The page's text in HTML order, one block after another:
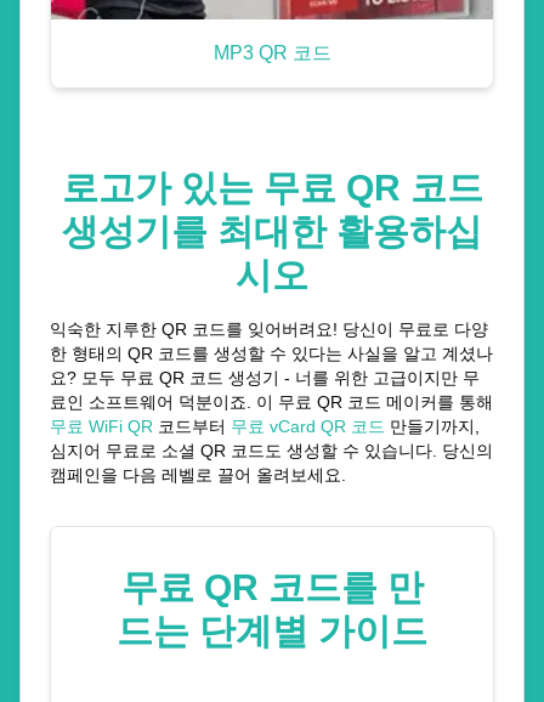
MP3 QR 코드
로고가 있는 무료 QR 코드
생성기를 최대한 활용하십
시오
익숙한 지루한 QR 코드를 잊어버려요! 당신이 무료로 다양
한 형태의 QR 코드를 생성할 수 있다는 사실을 알고 계셨나
요? 모두 무료 QR 코드 생성기 - 너를 위한 고급이지만 무
료인 소프트웨어 덕분이죠. 이 무료 QR 코드 메이커를 통해
무료 WiFi QR 코드부터 무료 vCard QR 코드 만들기까지,
심지어 무료로 소셜 QR 코드도 생성할 수 있습니다. 당신의
캠페인을 다음 레벨로 끌어 올려보세요.
무료 QR 코드를 만
드는 단계별 가이드